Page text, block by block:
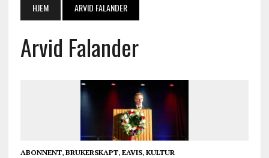
HJEM ARVID FALANDER
Arvid Falander
ABONNENT, BRUKERSKAPT, EAVIS, KULTUR